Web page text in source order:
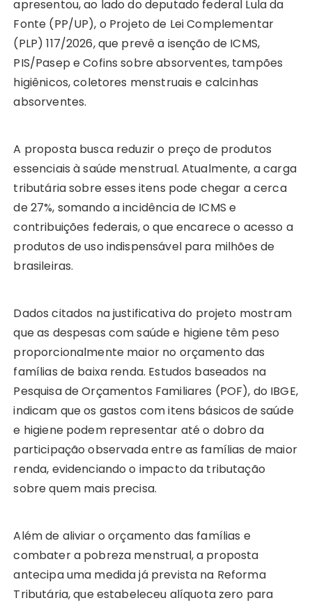
apresentou, ao lado do deputado federal Lula da
Fonte (PP/UP), o Projeto de Lei Complementar
(PLP) 117/2026, que prevê a isenção de ICMS,
PIS/Pasep e Cofins sobre absorventes, tampões
higiênicos, coletores menstruais e calcinhas
absorventes.
A proposta busca reduzir o preço de produtos
essenciais à saúde menstrual. Atualmente, a carga
tributária sobre esses itens pode chegar a cerca
de 27%, somando a incidência de ICMS e
contribuições federais, o que encarece o acesso a
produtos de uso indispensável para milhões de
brasileiras.
Dados citados na justificativa do projeto mostram
que as despesas com saúde e higiene têm peso
proporcionalmente maior no orçamento das
famílias de baixa renda. Estudos baseados na
Pesquisa de Orçamentos Familiares (POF), do IBGE,
indicam que os gastos com itens básicos de saúde
e higiene podem representar até o dobro da
participação observada entre as famílias de maior
renda, evidenciando o impacto da tributação
sobre quem mais precisa.
Além de aliviar o orçamento das famílias e
combater a pobreza menstrual, a proposta
antecipa uma medida já prevista na Reforma
Tributária, que estabeleceu alíquota zero para